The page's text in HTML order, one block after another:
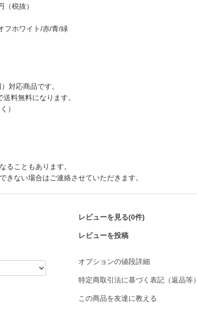
税抜）
フホワイト/赤/青/緑
対応商品です。
料無料になります。
）
ることもあります。
ない場合はご連絡させていただきます。
レビューを見る(0件)
レビューを投稿
オプションの値段詳細
特定商取引法に基づく表記（返品等）
この商品を友達に教える